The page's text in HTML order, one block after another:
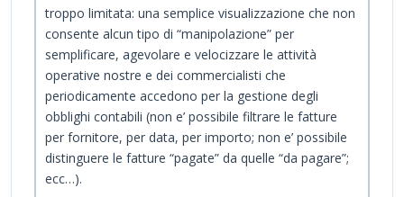
troppo limitata: una semplice visualizzazione che non
consente alcun tipo di “manipolazione” per
semplificare, agevolare e velocizzare le attività
operative nostre e dei commercialisti che
periodicamente accedono per la gestione degli
obblighi contabili (non e’ possibile filtrare le fatture
per fornitore, per data, per importo; non e’ possibile
distinguere le fatture “pagate” da quelle “da pagare”;
ecc…).